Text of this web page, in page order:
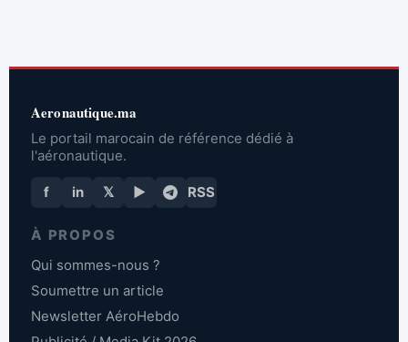
Aeronautique.ma
Le portail marocain de référence dédié à
l'aéronautique.
f in 𝕏 ▶ RSS
À PROPOS
Qui sommes-nous ?
Soumettre un article
Newsletter AéroHebdo